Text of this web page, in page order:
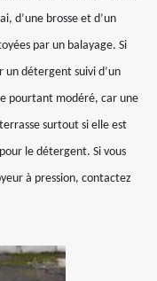
d’une brosse et d’un
par un balayage. Si
un détergent suivi d’un
pourtant modéré, car une
surtout si elle est
le détergent. Si vous
à pression, contactez